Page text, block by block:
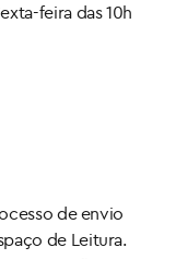
feira das 10h
de envio
de Leitura.